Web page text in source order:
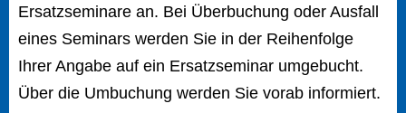
Ersatzseminare an. Bei Überbuchung oder Ausfall
eines Seminars werden Sie in der Reihenfolge
Ihrer Angabe auf ein Ersatzseminar umgebucht.
Über die Umbuchung werden Sie vorab informiert.